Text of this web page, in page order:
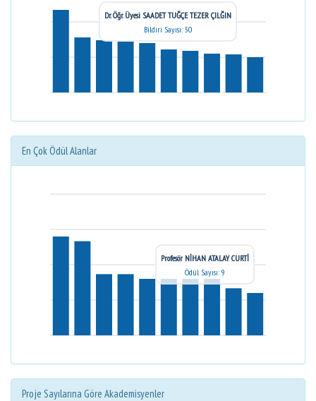
Dr. Öğr. Üyesi SAADET TUĞÇE TEZER ÇILĞIN
Bildiri Sayısı: 50
En Çok Ödül Alanlar
Profesör NİHAN ATALAY CURTİ
Ödül Sayısı: 9
Proje Sayılarına Göre Akademisyenler